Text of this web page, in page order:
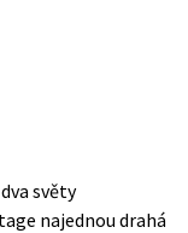
světy
najednou drahá